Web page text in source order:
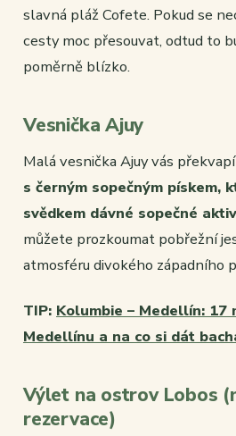
slavná pláž Cofete. Pokud se
cesty moc přesouvat, odtud to
poměrně blízko.
Vesnička Ajuy
Malá vesnička Ajuy vás
s černým sopečným pískem,
svědkem dávné sopečné
můžete prozkoumat pobřežní
atmosféru divokého západního
TIP: Kolumbie – Medellín: 17
Medellínu a na co si dát
Výlet na ostrov Lobos
rezervace)